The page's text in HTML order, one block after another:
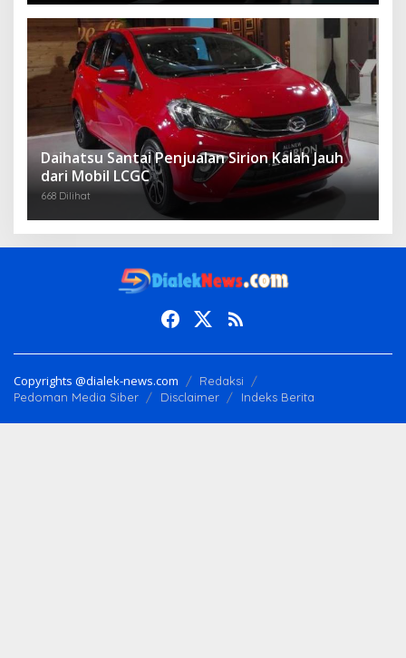
Daihatsu Santai Penjualan Sirion Kalah Jauh
dari Mobil LCGC
668 Dilihat
Copyrights @dialek-news.com
Redaksi
Pedoman Media Siber
Disclaimer Indeks Berita